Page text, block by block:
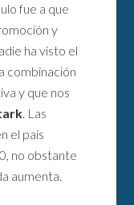
fue a que
y
ha visto el
combinación
y que nos
. Las
el país
no obstante
aumenta.